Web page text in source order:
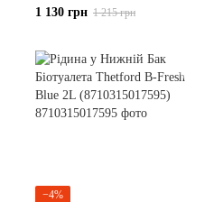
Campa 2x1.5L (8710315018073)
1 130 грн 1 215 грн
−4%